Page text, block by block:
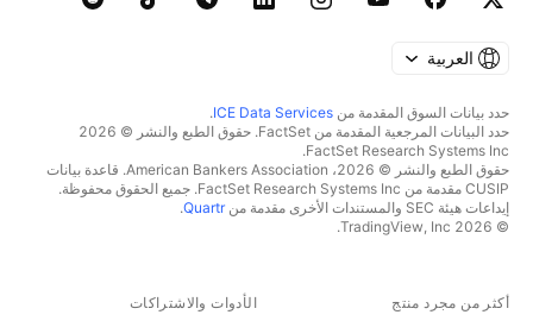
العربية
حدد بيانات السوق المقدمة من ICE Data Services
.
حدد البيانات المرجعية المقدمة من FactSet. حقوق الطبع والنشر © 2026
FactSet Research Systems Inc.
حقوق الطبع والنشر © 2026، American Bankers Association. قاعدة بيانات
CUSIP مقدمة من FactSet Research Systems Inc. جميع الحقوق محفوظة.
إيداعات هيئة SEC والمستندات الأخرى مقدمة من
Quartr
.
© 2026 TradingView, Inc.
أكثر من مجرد منتج الأدوات والاشتراكات